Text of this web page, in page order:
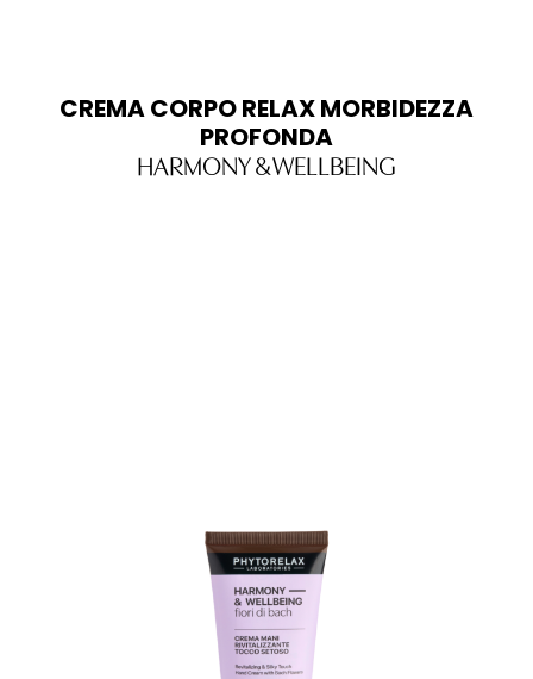
CREMA CORPO RELAX MORBIDEZZA
PROFONDA
HARMONY & WELLBEING